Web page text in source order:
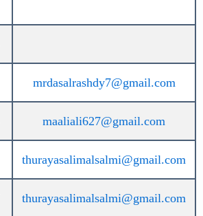
mrdasalrashdy7@gmail.com
maaliali627@gmail.com
thurayasalimalsalmi@gmail.com
thurayasalimalsalmi@gmail.com